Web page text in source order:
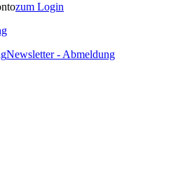
zum Login
Newsletter - Abmeldung